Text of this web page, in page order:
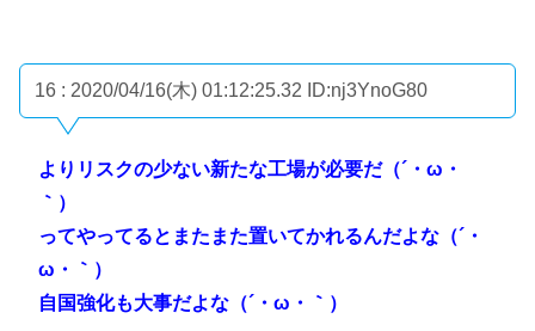
16 : 2020/04/16(木) 01:12:25.32 ID:nj3YnoG80
よりリスクの少ない新たな工場が必要だ（´・ω・
｀）
ってやってるとまたまた置いてかれるんだよな（´・
ω・｀）
自国強化も大事だよな（´・ω・｀）